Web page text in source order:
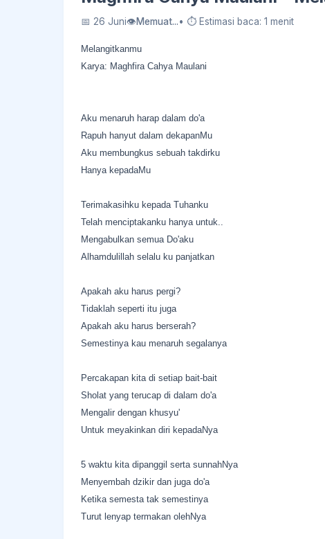
📅 26 Juni👁Memuat...• ⏱ Estimasi baca: 1 menit
Melangitkanmu
Karya: Maghfira Cahya Maulani
Aku menaruh harap dalam do'a
Rapuh hanyut dalam dekapanMu
Aku membungkus sebuah takdirku
Hanya kepadaMu
Terimakasihku kepada Tuhanku
Telah menciptakanku hanya untuk..
Mengabulkan semua Do'aku
Alhamdulillah selalu ku panjatkan
Apakah aku harus pergi?
Tidaklah seperti itu juga
Apakah aku harus berserah?
Semestinya kau menaruh segalanya
Percakapan kita di setiap bait-bait
Sholat yang terucap di dalam do'a
Mengalir dengan khusyu'
Untuk meyakinkan diri kepadaNya
5 waktu kita dipanggil serta sunnahNya
Menyembah dzikir dan juga do'a
Ketika semesta tak semestinya
Turut lenyap termakan olehNya